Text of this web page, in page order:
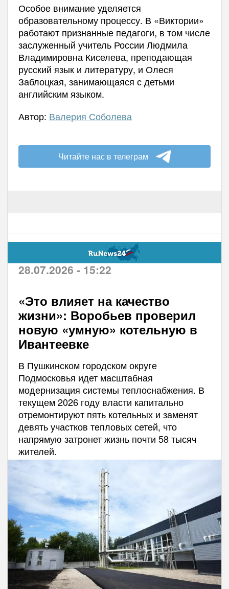
Особое внимание уделяется
образовательному процессу. В «Виктории»
работают признанные педагоги, в том числе
заслуженный учитель России Людмила
Владимировна Киселева, преподающая
русский язык и литературу, и Олеся
Заблоцкая, занимающаяся с детьми
английским языком.
Автор: Валерия Соболева
Читайте нас в телеграм
28.07.2026 - 15:22
«Это влияет на качество
жизни»: Воробьев проверил
новую «умную» котельную в
Ивантеевке
В Пушкинском городском округе
Подмосковья идет масштабная
модернизация системы теплоснабжения. В
текущем 2026 году власти капитально
отремонтируют пять котельных и заменят
девять участков тепловых сетей, что
напрямую затронет жизнь почти 58 тысяч
жителей.